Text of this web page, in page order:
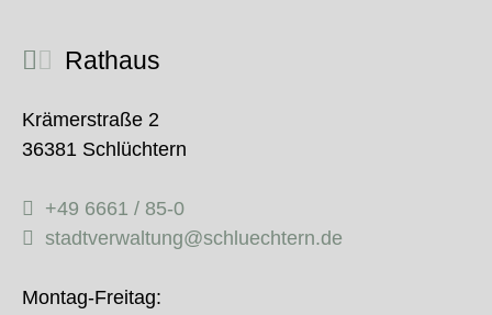
Rathaus
Krämerstraße 2
36381 Schlüchtern
+49 6661 / 85-0
stadtverwaltung@schluechtern.de
Montag-Freitag: